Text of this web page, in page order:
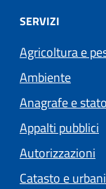
SERVIZI
Agricoltura e
Ambiente
Anagrafe e
Appalti pubblici
Autorizzazioni
Catasto e